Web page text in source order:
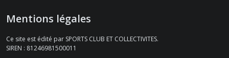
Mentions légales
Ce site est édité par SPORTS CLUB ET COLLECTIVITES.
SIREN : 81246981500011